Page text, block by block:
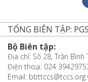
TỔNG BIÊN TẬP:
Bộ Biên tập:
Địa chỉ: Số 28, Trần
Điện thoại: 024
Email: